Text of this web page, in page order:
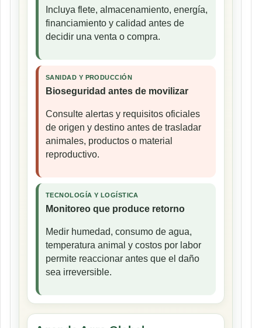
Incluya flete, almacenamiento, energía,
financiamiento y calidad antes de
decidir una venta o compra.
SANIDAD Y PRODUCCIÓN
Bioseguridad antes de movilizar
Consulte alertas y requisitos oficiales
de origen y destino antes de trasladar
animales, productos o material
reproductivo.
TECNOLOGÍA Y LOGÍSTICA
Monitoreo que produce retorno
Medir humedad, consumo de agua,
temperatura animal y costos por labor
permite reaccionar antes que el daño
sea irreversible.